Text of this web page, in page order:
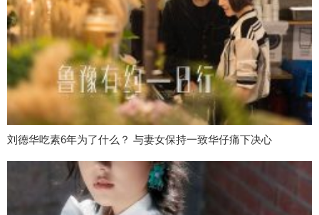
刘德华吃素6年为了什么？ 与妻女保持一致华仔痛下决心